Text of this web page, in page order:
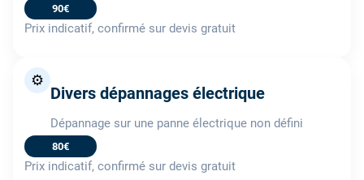
90€
Prix indicatif, confirmé sur devis gratuit
⚙️
Divers dépannages électrique
Dépannage sur une panne électrique non défini
80€
Prix indicatif, confirmé sur devis gratuit